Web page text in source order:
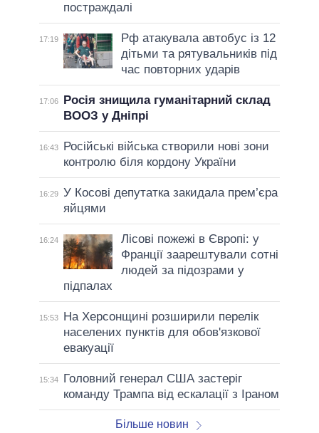
постраждалі
17:19
Рф атакувала автобус із 12
дітьми та рятувальників під
час повторних ударів
17:06
Росія знищила гуманітарний склад
ВООЗ у Дніпрі
16:43
Російські війська створили нові зони
контролю біля кордону України
16:29 У Косові депутатка закидала прем’єра
яйцями
16:24
Лісові пожежі в Європі: у
Франції заарештували сотні
людей за підозрами у
підпалах
15:53
На Херсонщині розширили перелік
населених пунктів для обов'язкової
евакуації
15:34
Головний генерал США застеріг
команду Трампа від ескалації з Іраном
Більше новин